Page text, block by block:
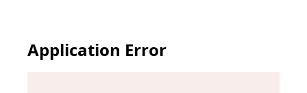
Application Error